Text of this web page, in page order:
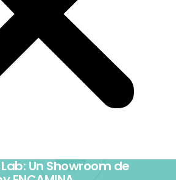
Un Showroom de